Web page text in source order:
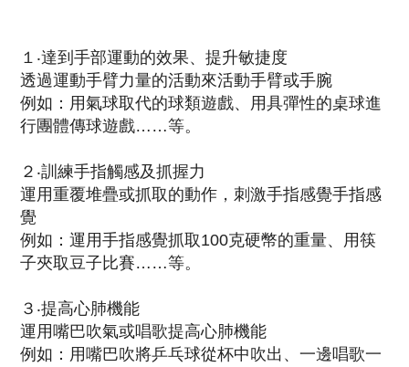
１‧達到手部運動的效果、提升敏捷度
透過運動手臂力量的活動來活動手臂或手腕
例如：用氣球取代的球類遊戲、用具彈性的桌球進
行團體傳球遊戲……等。
２‧訓練手指觸感及抓握力
運用重覆堆疊或抓取的動作，刺激手指感覺手指感
覺
例如：運用手指感覺抓取100克硬幣的重量、用筷
子夾取豆子比賽……等。
３‧提高心肺機能
運用嘴巴吹氣或唱歌提高心肺機能
例如：用嘴巴吹將乒乓球從杯中吹出、一邊唱歌一